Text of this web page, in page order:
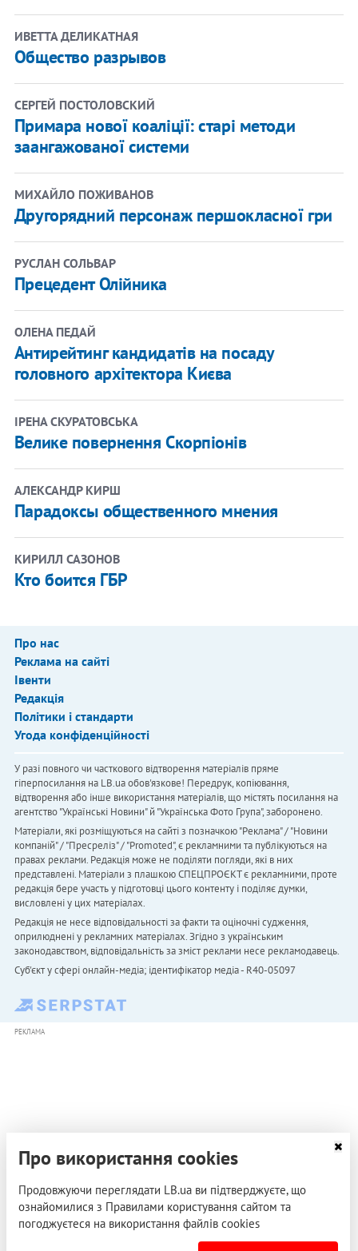
ИВЕТТА ДЕЛИКАТНАЯ
Общество разрывов
СЕРГЕЙ ПОСТОЛОВСКИЙ
Примара нової коаліції: старі методи
заангажованої системи
МИХАЙЛО ПОЖИВАНОВ
Другорядний персонаж першокласної гри
РУСЛАН СОЛЬВАР
Прецедент Олійника
ОЛЕНА ПЕДАЙ
Антирейтинг кандидатів на посаду
головного архітектора Києва
ІРЕНА СКУРАТОВСЬКА
Велике повернення Скорпіонів
АЛЕКСАНДР КИРШ
Парадоксы общественного мнения
КИРИЛЛ САЗОНОВ
Кто боится ГБР
Про нас
Реклама на сайті
Івенти
Редакція
Політики і стандарти
Угода конфіденційності
У разі повного чи часткового відтворення матеріалів пряме
гіперпосилання на LB.ua обов'язкове! Передрук, копіювання,
відтворення або інше використання матеріалів, що містять посилання на
агентство "Українськi Новини" й "Українська Фото Група", заборонено.
Матеріали, які розміщуються на сайті з позначкою "Реклама" / "Новини
компаній" / "Пресреліз" / "Promoted", є рекламними та публікуються на
правах реклами. Редакція може не поділяти погляди, які в них
представлені. Матеріали з плашкою СПЕЦПРОЄКТ є рекламними, проте
редакція бере участь у підготовці цього контенту і поділяє думки,
висловлені у цих матеріалах.
Редакція не несе відповідальності за факти та оціночні судження,
оприлюднені у рекламних матеріалах. Згідно з українським
законодавством, відповідальність за зміст реклами несе рекламодавець.
Cуб'єкт у сфері онлайн-медіа; ідентифікатор медіа - R40-05097
РЕКЛАМА
Про використання cookies
Продовжуючи переглядати LB.ua ви підтверджуєте, що
ознайомилися з Правилами користування сайтом та
погоджуєтеся на використання файлів cookies